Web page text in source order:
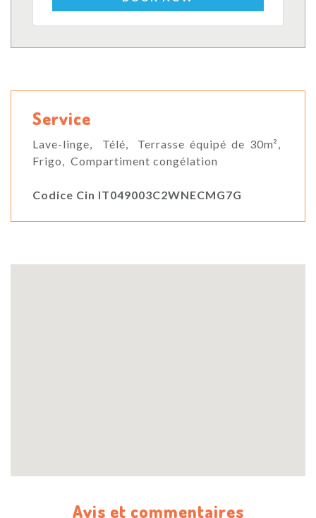
Service
Lave-linge, Télé, Terrasse équipé de 30m²,
Frigo, Compartiment congélation
Codice Cin IT049003C2WNECMG7G
Avis et commentaires